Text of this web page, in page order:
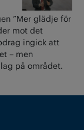
”Mer glädje för
mot det
ingick att
– men
på området.